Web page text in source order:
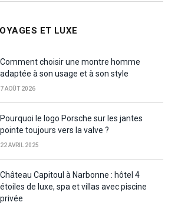
ET LUXE
Comment choisir une montre homme
adaptée à son usage et à son style
7 AOÛT 2026
Pourquoi le logo Porsche sur les jantes
pointe toujours vers la valve ?
22 AVRIL 2025
Château Capitoul à Narbonne : hôtel 4
étoiles de luxe, spa et villas avec piscine
privée